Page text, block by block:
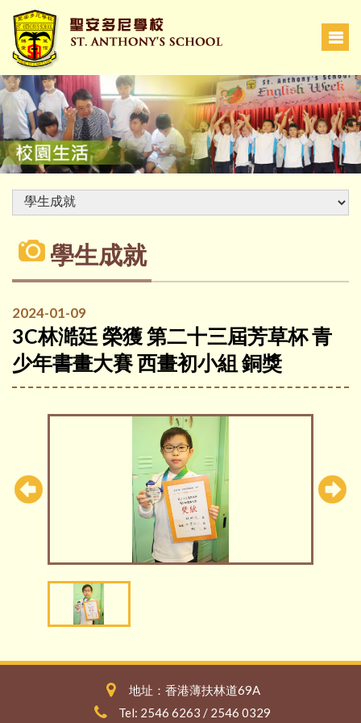
學生成就
2024-01-09
3C林澔廷 榮獲 第二十三屆芳草杯 青
少年書畫大賽 西畫初小組 銅獎
地址：香港薄扶林道69A
Tel: 2546 6263 / 2546 0329